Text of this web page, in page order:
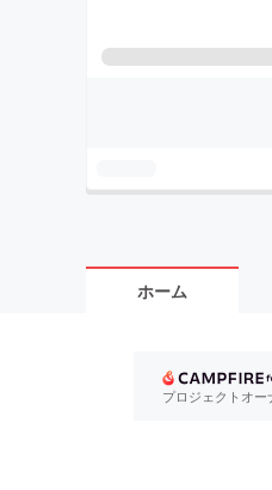
ホーム
プロジェクトオ